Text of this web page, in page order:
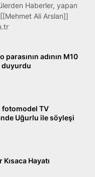
Haberler, yapan
Ali Arslan]]
adının M10
duyurdu
fotomodel TV
Uğurlu ile söyleşi
Hayatı